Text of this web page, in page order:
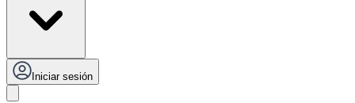
Iniciar sesión